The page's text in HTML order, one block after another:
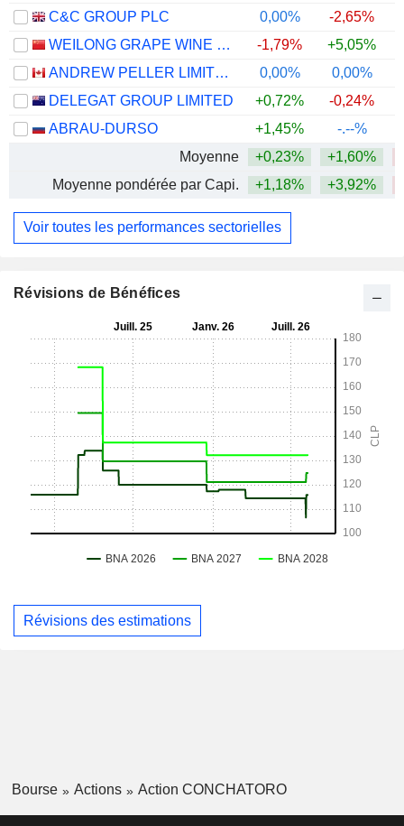
C&C GROUP PLC
0,00% -2,65%
WEILONG GRAPE WINE CO., LTD
-1,79% +5,05%
ANDREW PELLER LIMITED
0,00% 0,00%
DELEGAT GROUP LIMITED
+0,72% -0,24%
ABRAU-DURSO
+1,45%
-.--%
Moyenne
+0,23% +1,60%
Moyenne pondérée par Capi.
+1,18% +3,92%
Voir toutes les performances sectorielles
Révisions de Bénéfices
Révisions des estimations
Bourse Actions Action CONCHATORO